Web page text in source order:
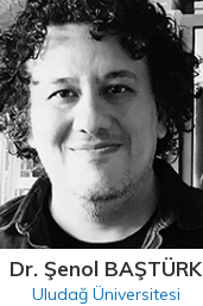
Dr. Şenol BAŞTÜRK
Uludağ Üniversitesi